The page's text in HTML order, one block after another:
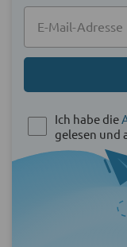
Ich habe die
gelesen und